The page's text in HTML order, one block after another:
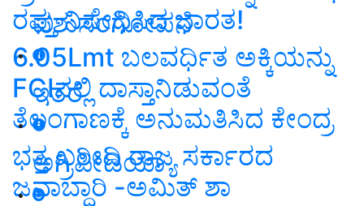
ಪಶುಸಂಗೋಪನೆ
ಇತರೆ
ಅಗ್ರಿಪೀಡಿಯಾ
ರಫ್ತು ನಿಷೇಧಿಸಿದ ಭಾರತ!
6.05Lmt ಬಲವರ್ಧಿತ ಅಕ್ಕಿಯನ್ನು
FCIನಲ್ಲಿ ದಾಸ್ತಾನಿಡುವಂತೆ
ತೆಲಂಗಾಣಕ್ಕೆ ಅನುಮತಿಸಿದ ಕೇಂದ್ರ
ಭತ್ತ ಖರೀದಿ ರಾಜ್ಯ ಸರ್ಕಾರದ
ಜವಾಬ್ದಾರಿ -ಅಮಿತ್ ಶಾ